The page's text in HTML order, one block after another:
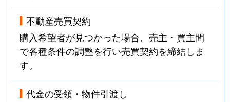
不動産売買契約
購入希望者が見つかった場合、売主・買主間
で各種条件の調整を行い売買契約を締結しま
す。
代金の受領・物件引渡し